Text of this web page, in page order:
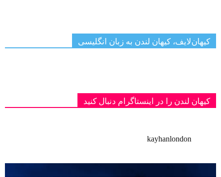
کیهان‌لایف، کیهان لندن به زبان انگلیسی
کیهان لندن را در اینستاگرام دنبال کنید
kayhanlondon